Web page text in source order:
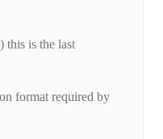
this is the last
format required by